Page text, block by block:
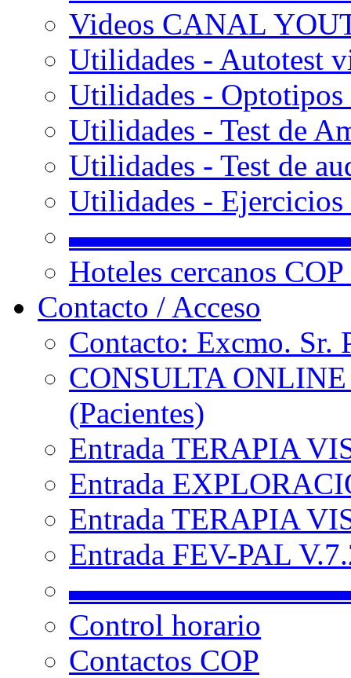
Videos CANAL
Utilidades - Autotest
Utilidades -
Utilidades - Test de
Utilidades - Test de
Utilidades -
Hoteles cercanos
Contacto / Acceso
Contacto: Excmo. Sr.
CONSULTA
(Pacientes)
Entrada TERAPIA
Entrada
Entrada TERAPIA
Entrada FEV-PAL
Control horario
Contactos COP